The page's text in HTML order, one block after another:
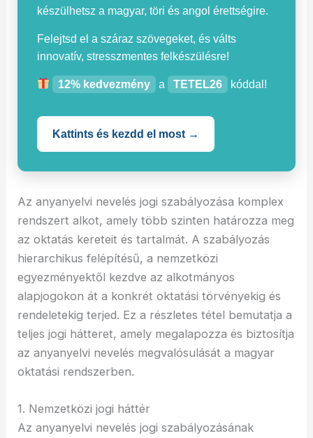
készülhetsz a magyar, töri és angol érettségire.
Felejtsd el a száraz szövegeket, és válts
innovatív, stresszmentes felkészülésre!
12% kedvezmény a TETEL26 kóddal!
Kattints és kezdd el most →
Az anyanyelvi nevelés jogi szabályozása komplex
rendszert alkot, amely több szinten határozza meg
az oktatás kereteit és tartalmát. A szabályozás
hierarchikus felépítésű, a nemzetközi
egyezményektől kezdve az alkotmányos
alapjogokon át a konkrét oktatási törvényekig és
rendeletekig terjed. Ez a részletes tétel bemutatja a
teljes jogi hátteret, amely megalapozza és biztosítja
az anyanyelvi nevelés megvalósulását a magyar
oktatási rendszerben.
1. Nemzetközi jogi háttér
Az anyanyelvi nevelés jogi szabályozásának